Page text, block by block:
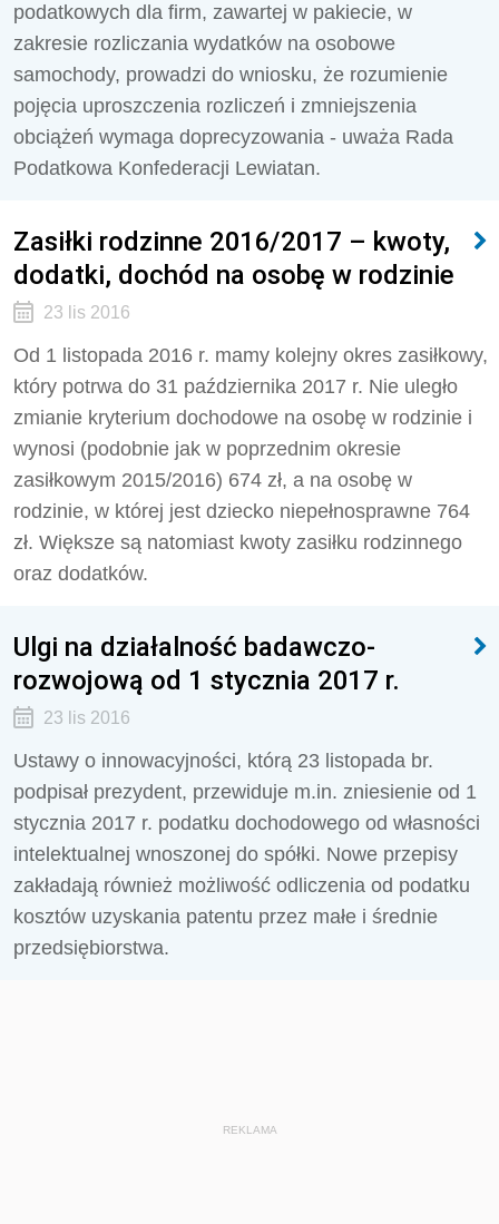
podatkowych dla firm, zawartej w pakiecie, w
zakresie rozliczania wydatków na osobowe
samochody, prowadzi do wniosku, że rozumienie
pojęcia uproszczenia rozliczeń i zmniejszenia
obciążeń wymaga doprecyzowania - uważa Rada
Podatkowa Konfederacji Lewiatan.
Zasiłki rodzinne 2016/2017 – kwoty,
dodatki, dochód na osobę w rodzinie
23 lis 2016
Od 1 listopada 2016 r. mamy kolejny okres zasiłkowy,
który potrwa do 31 października 2017 r. Nie uległo
zmianie kryterium dochodowe na osobę w rodzinie i
wynosi (podobnie jak w poprzednim okresie
zasiłkowym 2015/2016) 674 zł, a na osobę w
rodzinie, w której jest dziecko niepełnosprawne 764
zł. Większe są natomiast kwoty zasiłku rodzinnego
oraz dodatków.
Ulgi na działalność badawczo-
rozwojową od 1 stycznia 2017 r.
23 lis 2016
Ustawy o innowacyjności, którą 23 listopada br.
podpisał prezydent, przewiduje m.in. zniesienie od 1
stycznia 2017 r. podatku dochodowego od własności
intelektualnej wnoszonej do spółki. Nowe przepisy
zakładają również możliwość odliczenia od podatku
kosztów uzyskania patentu przez małe i średnie
przedsiębiorstwa.
REKLAMA